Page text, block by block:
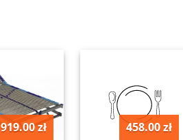
919.00 zł 458.00 zł